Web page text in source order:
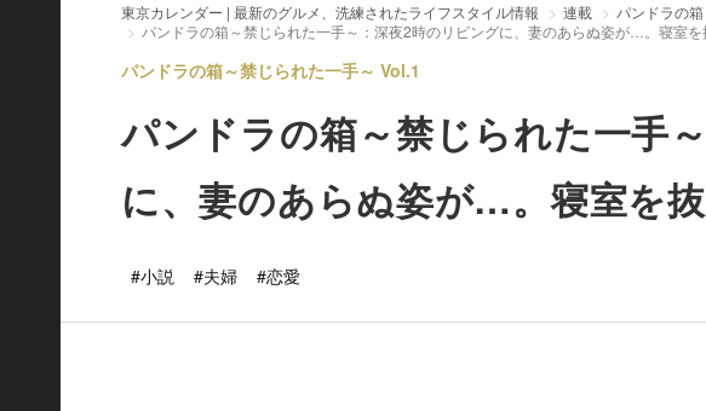
東京カレンダー | 最新のグルメ、洗練されたライフスタイル情報 連載
パンドラの
パンドラの箱～禁じられた一手～：深夜2時のリビングに、妻のあらぬ姿が…。寝室
パンドラの箱～禁じられた一手～ Vol.1
パンドラの箱～禁じられた一手
に、妻のあらぬ姿が…。寝室を
#小説 #夫婦 #恋愛